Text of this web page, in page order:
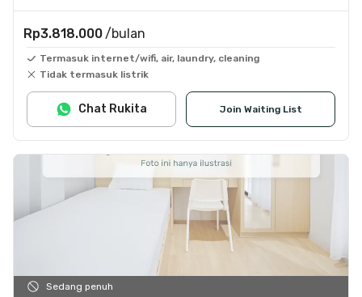
Rp3.818.000 /bulan
Termasuk internet/wifi, air, laundry, cleaning
Tidak termasuk listrik
Join Waiting List
Chat Rukita
Sedang penuh